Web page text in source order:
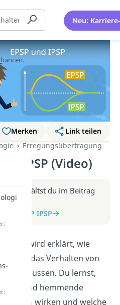
Neu:
Merken
Link teilen
Erregungsübertragung
und IPSP (Video)
Infos erhältst du im Beitrag
EPSP IPSP
Video wird erklärt, wie
IPSPs das Verhalten von
beeinflussen. Du lernst,
und hemmende
Gehirn wirken und welche